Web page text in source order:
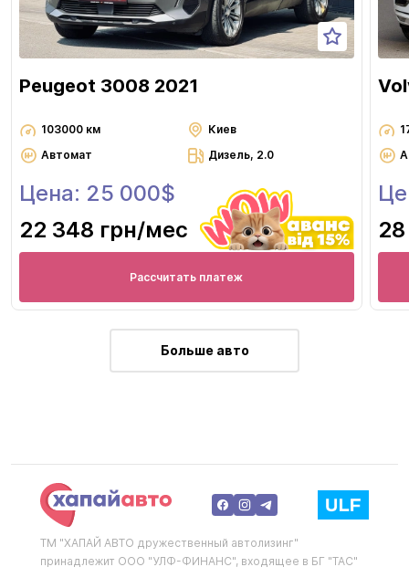
Peugeot 3008 2021
103000 км
Киев
Автомат
Дизель, 2.0
Цена: 25 000$
22 348 грн/мес
Рассчитать платеж
Больше авто
ТМ "ХАПАЙ АВТО дружественный автолизинг"
принадлежит ООО "УЛФ-ФИНАНС", входящее в БГ "ТАС"